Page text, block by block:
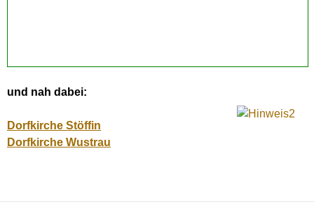
und nah dabei:
Dorfkirche Stöffin
Dorfkirche Wustrau